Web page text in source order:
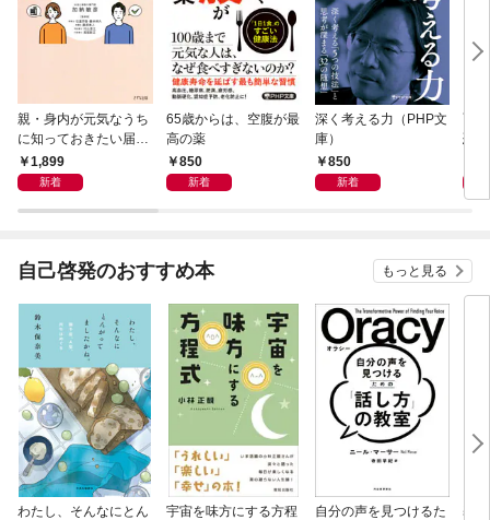
親・身内が元気なうち
に知っておきたい届
出・手続きの準備（き
ずな出版）
1,899
新着
65歳からは、空腹が最
高の薬
850
新着
深く考える力（PHP文
庫）
850
新着
面
恐
自己啓発のおすすめ本 もっと見る
わたし、そんなにとん
宇宙を味方にする方程
自分の声を見つけるた
基